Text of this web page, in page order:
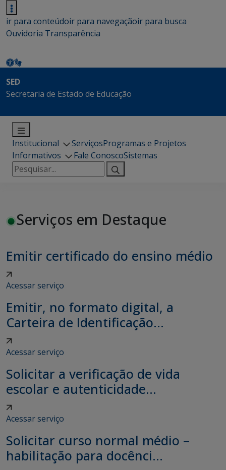
ir para conteúdoir para navegaçãoir para busca
Ouvidoria Transparência
SED
Secretaria de Estado de Educação
Institucional ServiçosProgramas e Projetos
Informativos
Fale ConoscoSistemas
Pesquisar
por:
Serviços em Destaque
Emitir certificado do ensino médio
Acessar serviço
Emitir, no formato digital, a
Carteira de Identificação...
Acessar serviço
Solicitar a verificação de vida
escolar e autenticidade...
Acessar serviço
Solicitar curso normal médio –
habilitação para docênci...